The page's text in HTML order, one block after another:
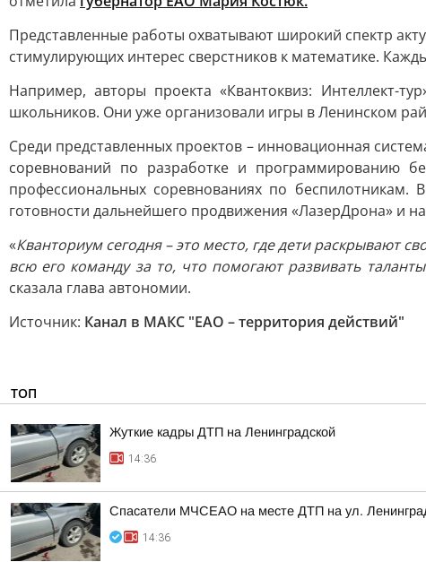
Представленные работы охватывают широкий спектр
стимулирующих интерес сверстников к математике.
Например, авторы проекта «Квантоквиз: Интеллект-
школьников. Они уже организовали игры в Ленинском
Среди представленных проектов – инновационная
соревнований по разработке и программированию
профессиональных соревнованиях по
готовности дальнейшего продвижения «ЛазерДрона» и
«Кванториум сегодня – это место, где дети раскрывают
всю его команду за то, что помогают развивать
сказала глава автономии.
Источник: Канал в МАКС "ЕАО – территория действий"
ТОП
Жуткие кадры ДТП на Ленинградской
14:36
Спасатели МЧСЕАО на месте ДТП на ул.
14:36